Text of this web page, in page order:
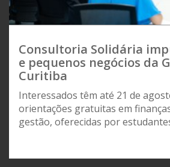
Consultoria Solidária
e pequenos negócios da
Curitiba
Interessados têm até 21 de
orientações gratuitas em
gestão, oferecidas por